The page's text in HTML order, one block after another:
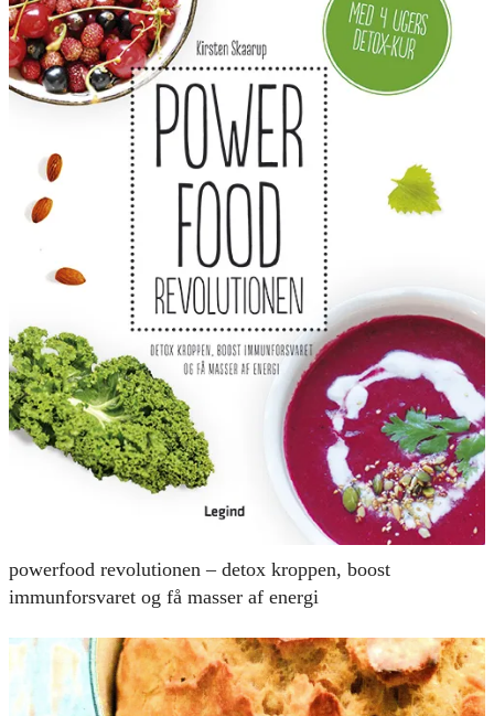
powerfood revolutionen – detox kroppen, boost
immunforsvaret og få masser af energi